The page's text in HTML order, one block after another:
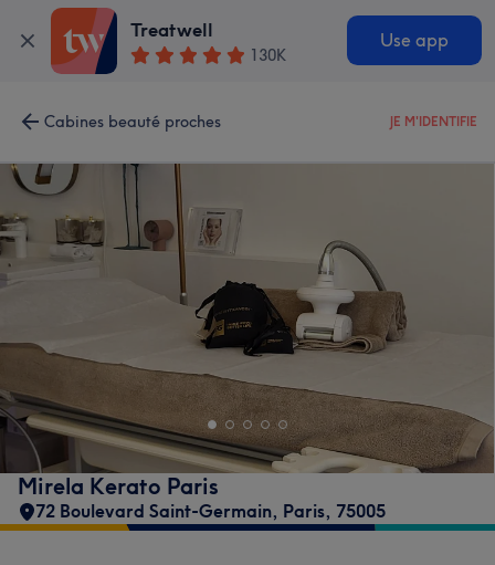
Treatwell
130K
Use app
Cabines beauté proches JE M'IDENTIFIE
Mirela Kerato Paris
72 Boulevard Saint-Germain, Paris, 75005